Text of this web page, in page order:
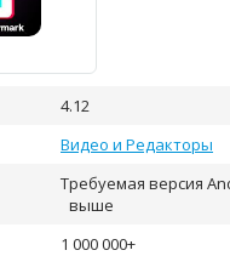
4.12
Видео и Редакторы
Требуемая версия
выше
1 000 000+